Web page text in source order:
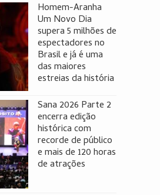
Homem-Aranha
Um Novo Dia
supera 5 milhões de
espectadores no
Brasil e já é uma
das maiores
estreias da história
Sana 2026 Parte 2
encerra edição
histórica com
recorde de público
e mais de 120 horas
de atrações